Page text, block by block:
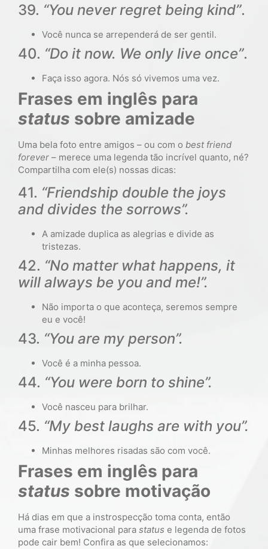
39. “You never regret being kind”.
Você nunca se arrependerá de ser gentil.
40. “Do it now. We only live once”.
Faça isso agora. Nós só vivemos uma vez.
Frases em inglês para
status sobre amizade
Uma bela foto entre amigos – ou com o best friend
forever – merece uma legenda tão incrível quanto, né?
Compartilha com ele(s) nossas dicas:
41. “Friendship double the joys
and divides the sorrows”.
A amizade duplica as alegrias e divide as
tristezas.
42. “No matter what happens, it
will always be you and me!”.
Não importa o que aconteça, seremos sempre
eu e você!
43. “You are my person”.
Você é a minha pessoa.
44. “You were born to shine”.
Você nasceu para brilhar.
45. “My best laughs are with you”.
Minhas melhores risadas são com você.
Frases em inglês para
status sobre motivação
Há dias em que a instrospecção toma conta, então
uma frase motivacional para status e legenda de fotos
pode cair bem! Confira as que selecionamos: